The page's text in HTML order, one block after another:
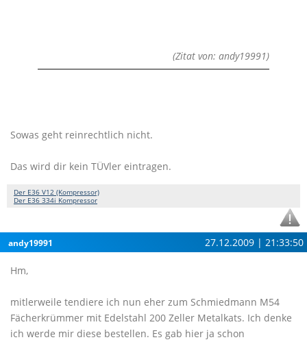
(Zitat von: andy19991)
Sowas geht reinrechtlich nicht.
Das wird dir kein TÜVler eintragen.
Der E36 V12 (Kompressor)
Der E36 334i Kompressor
andy19991 27.12.2009 | 21:33:50
Hm,
mitlerweile tendiere ich nun eher zum Schmiedmann M54
Fächerkrümmer mit Edelstahl 200 Zeller Metalkats. Ich denke
ich werde mir diese bestellen. Es gab hier ja schon